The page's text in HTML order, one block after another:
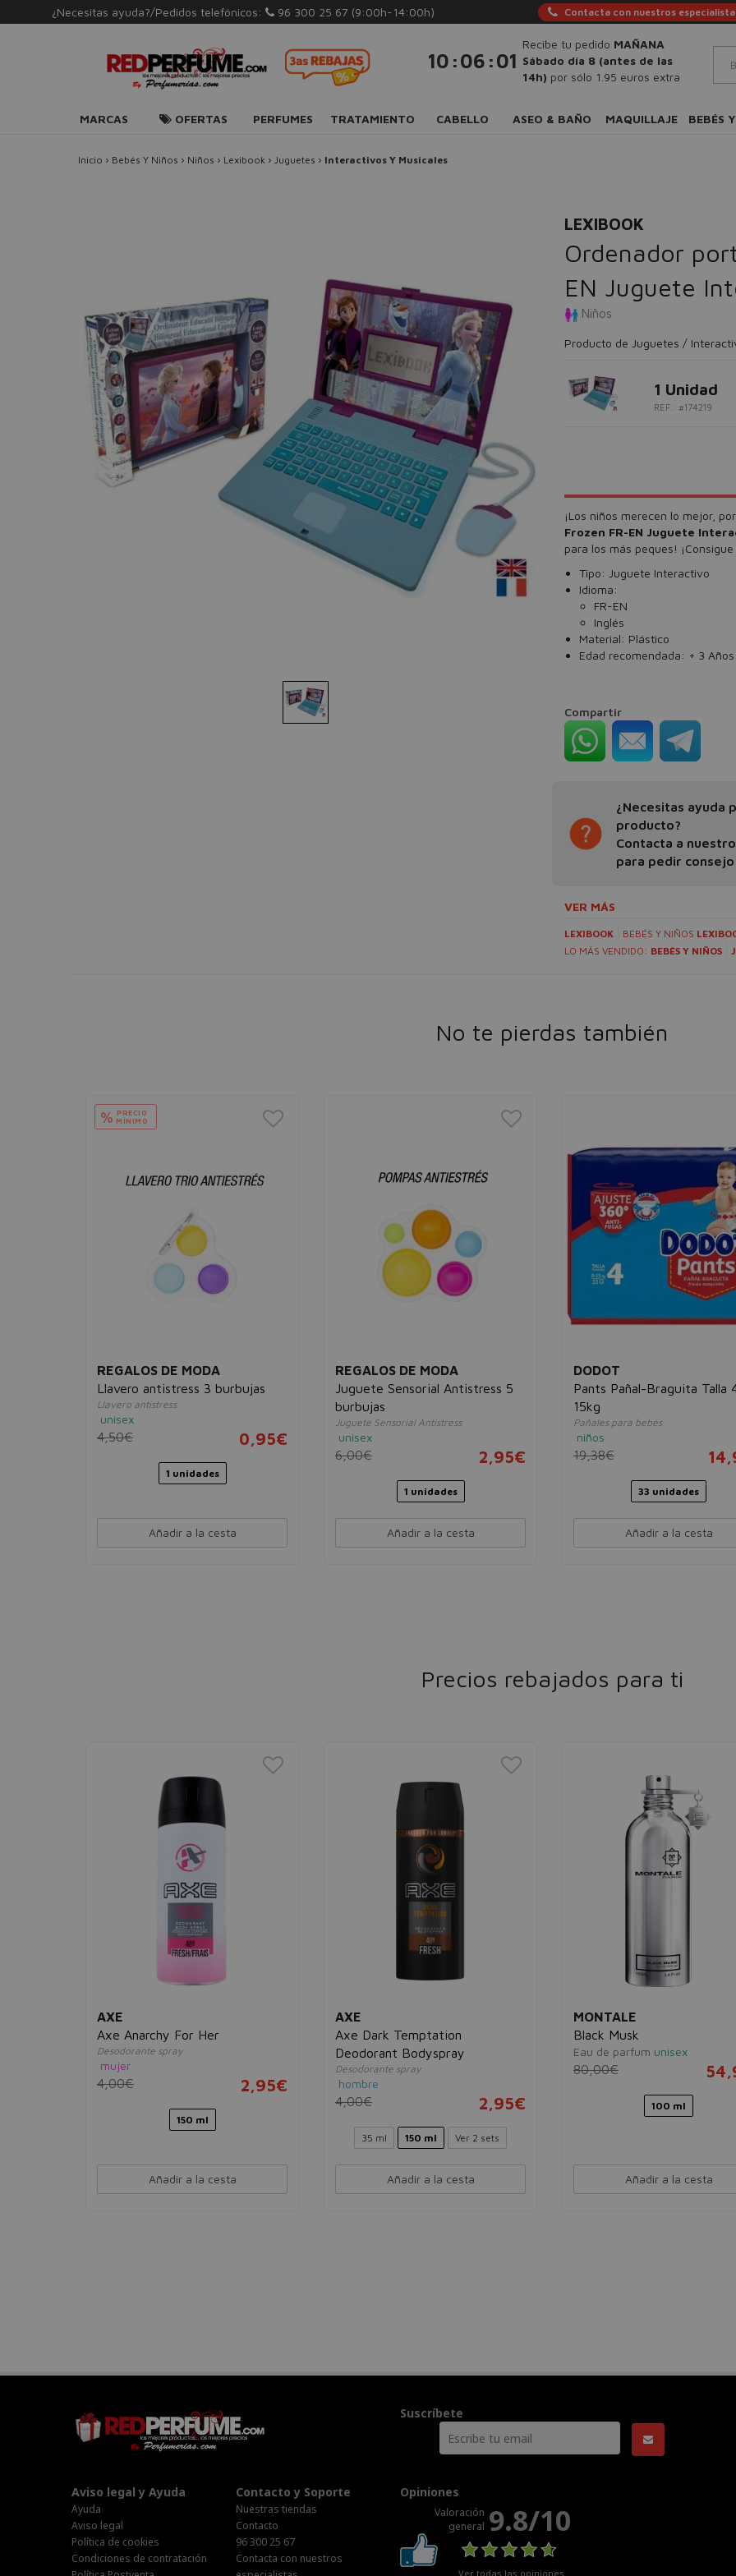
¿Necesitas ayuda?/Pedidos telefónicos: 96 300 25 67 (9:00h-14:00h) Contacta con nuestros
10:06:00
Recibe tu pedidoMAÑANA
Sábado día 8 (antes de las
14h) por sólo 1.95 euros extra
MARCAS OFERTAS PERFUMES TRATAMIENTO CABELLO ASEO & BAÑO MAQUILLAJE BEBÉS
Inicio › Bebés Y Niños › Niños › Lexibook › Juguetes › Interactivos Y Musicales
LEXIBOOK
Ordenador
EN Juguete
Niños
Producto de Juguetes /
1 Unidad
REF.: #174219
¡Los niños merecen lo mejor,
Frozen FR-EN Juguete
para los más peques! ¡Consigue
Tipo: Juguete Interactivo
Idioma:
FR-EN
Inglés
Material: Plástico
Edad recomendada: + 3 Años
Compartir
¿Necesitas ayuda
producto?
Contacta a
para pedir consejo
VER MÁS
LEXIBOOK BEBÉS Y NIÑOS
LO MÁS VENDIDO: BEBÉS Y NIÑOS
No te pierdas también
% PRECIO
MÍNIMO
REGALOS DE MODA
Llavero antistress 3 burbujas
Llavero antistress
unisex
4,50€ 0,95€
1 unidades
Añadir a la cesta
REGALOS DE MODA
Juguete Sensorial Antistress 5
burbujas
Juguete Sensorial Antistress
unisex
6,00€ 2,95€
1 unidades
Añadir a la cesta
DODOT
Pants Pañal-Braguita Talla
15kg
Pañales para bebés
niños
19,38€
33 unidades
Añadir a la cesta
Precios rebajados para ti
AXE
Axe Anarchy For Her
Desodorante spray
mujer
4,00€ 2,95€
150 ml
Añadir a la cesta
AXE
Axe Dark Temptation
Deodorant Bodyspray
Desodorante spray
hombre
4,00€ 2,95€
35 ml 150 ml Ver 2 sets
Añadir a la cesta
MONTALE
Black Musk
Eau de parfum unisex
80,00€
100 ml
Añadir a la cesta
Suscríbete
Aviso legal y Ayuda
Ayuda
Aviso legal
Política de cookies
Condiciones de contratación
Contacto y Soporte
Nuestras tiendas
Contacto
96 300 25 67
Contacta con nuestros
Opiniones
Valoración
general 9.8/10
Ver todas las opiniones